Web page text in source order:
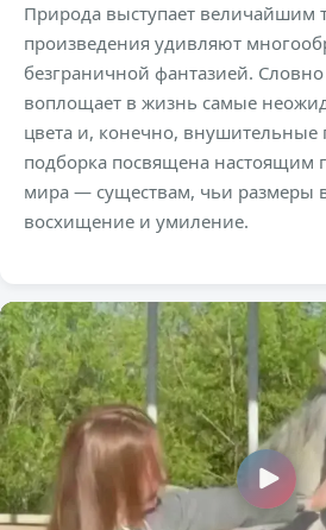
Природа выступает величайшим
произведения удивляют
безграничной фантазией.
воплощает в жизнь самые
цвета и, конечно, внушительные
подборка посвящена настоящим
мира — существам, чьи размеры
восхищение и умиление.